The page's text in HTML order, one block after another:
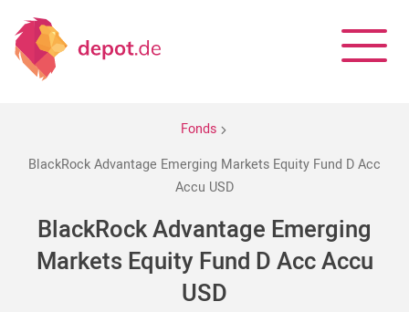
Fonds
BlackRock Advantage Emerging Markets Equity Fund D Acc
Accu USD
BlackRock Advantage Emerging
Markets Equity Fund D Acc Accu
USD